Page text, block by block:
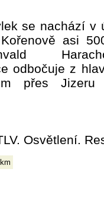
se nachází v
asi
odbočuje z
přes
Osvětlení.